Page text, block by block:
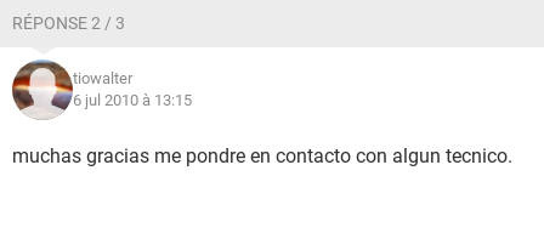
RÉPONSE 2 / 3
tiowalter
6 jul 2010 à 13:15
muchas gracias me pondre en contacto con algun tecnico.